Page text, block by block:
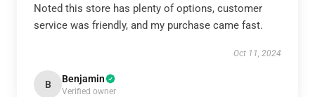
Noted this store has plenty of options, customer
service was friendly, and my purchase came fast.
Oct 11, 2024
B Benjamin
Verified owner